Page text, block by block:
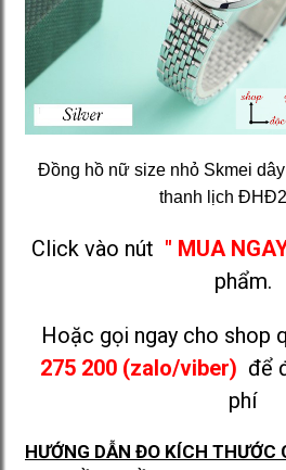
Đồng hồ nữ size nhỏ Skmei
thanh lịch
Click vào nút " MUA
phẩm.
Hoặc gọi ngay cho shop
275 200 (zalo/viber) để
phí
HƯỚNG DẪN ĐO KÍCH THƯỚC